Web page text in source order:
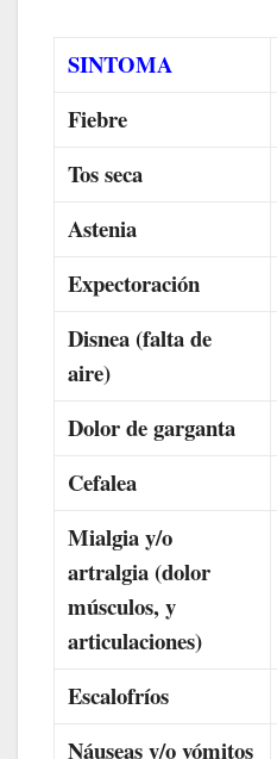
SINTOMA
Fiebre
Tos seca
Astenia
Expectoración
Disnea (falta de
aire)
Dolor de garganta
Cefalea
Mialgia y/o
artralgia (dolor
músculos, y
articulaciones)
Escalofríos
Náuseas y/o vómitos